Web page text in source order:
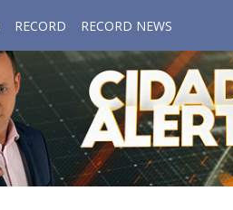
RECORD RECORD NEWS